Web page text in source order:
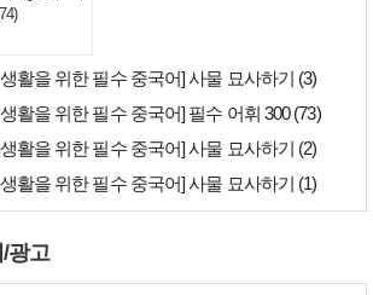
활을 위한 필수 중국어] 사물 묘사하기 (3)
활을 위한 필수 중국어] 필수 어휘 300 (73)
활을 위한 필수 중국어] 사물 묘사하기 (2)
활을 위한 필수 중국어] 사물 묘사하기 (1)
광고